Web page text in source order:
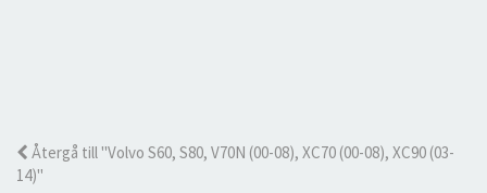
Återgå till "Volvo S60, S80, V70N (00-08), XC70 (00-08), XC90 (03-
14)"